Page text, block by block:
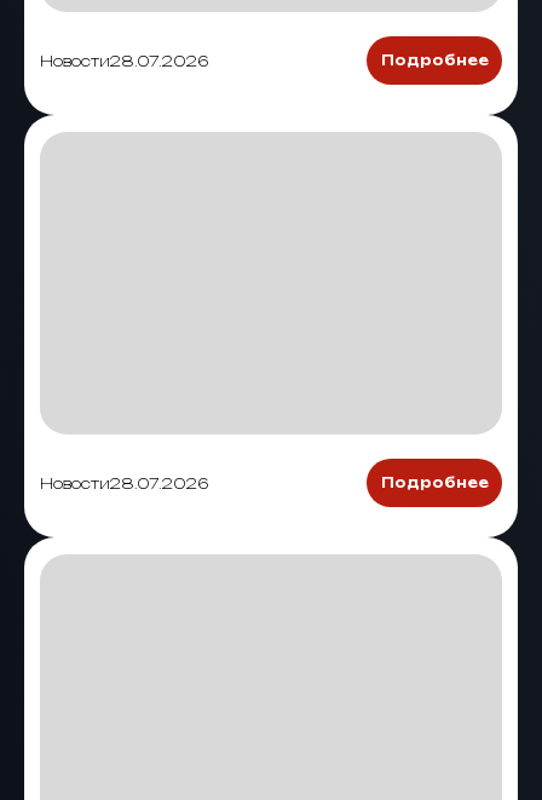
Новости28.07.2026 Подробнее
Новости28.07.2026 Подробнее